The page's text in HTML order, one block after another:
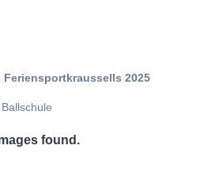
Feriensportkraussells 2025
Ballschule
found.